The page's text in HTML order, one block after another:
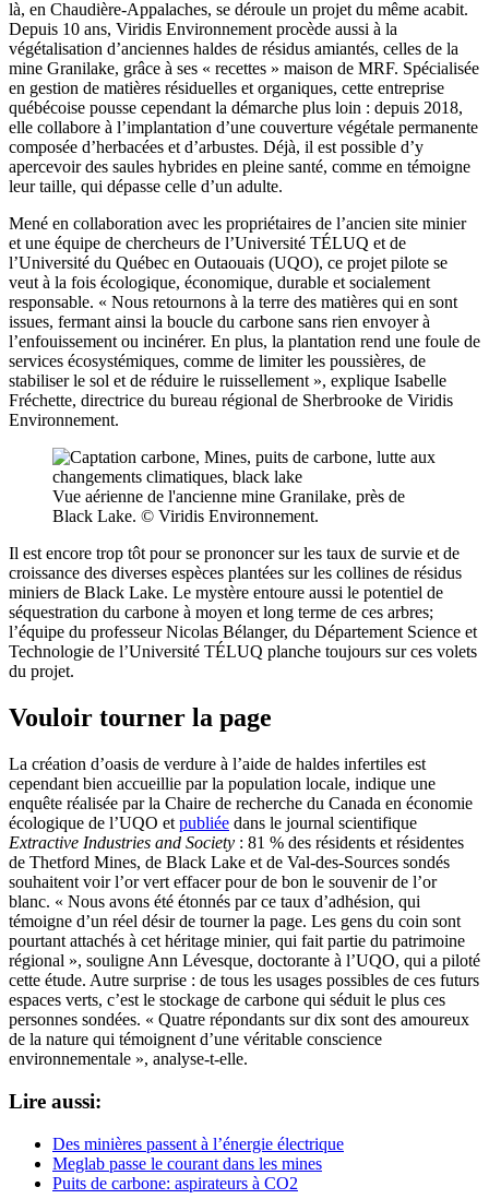
là, en Chaudière-Appalaches, se déroule un projet du même acabit.
Depuis 10 ans, Viridis Environnement procède aussi à la
végétalisation d’anciennes haldes de résidus amiantés, celles de la
mine Granilake, grâce à ses « recettes » maison de MRF. Spécialisée
en gestion de matières résiduelles et organiques, cette entreprise
québécoise pousse cependant la démarche plus loin : depuis 2018,
elle collabore à l’implantation d’une couverture végétale permanente
composée d’herbacées et d’arbustes. Déjà, il est possible d’y
apercevoir des saules hybrides en pleine santé, comme en témoigne
leur taille, qui dépasse celle d’un adulte.
Mené en collaboration avec les propriétaires de l’ancien site minier
et une équipe de chercheurs de l’Université TÉLUQ et de
l’Université du Québec en Outaouais (UQO), ce projet pilote se
veut à la fois écologique, économique, durable et socialement
responsable. « Nous retournons à la terre des matières qui en sont
issues, fermant ainsi la boucle du carbone sans rien envoyer à
l’enfouissement ou incinérer. En plus, la plantation rend une foule de
services écosystémiques, comme de limiter les poussières, de
stabiliser le sol et de réduire le ruissellement », explique Isabelle
Fréchette, directrice du bureau régional de Sherbrooke de Viridis
Environnement.
Vue aérienne de l'ancienne mine Granilake, près de
Black Lake. © Viridis Environnement.
Il est encore trop tôt pour se prononcer sur les taux de survie et de
croissance des diverses espèces plantées sur les collines de résidus
miniers de Black Lake. Le mystère entoure aussi le potentiel de
séquestration du carbone à moyen et long terme de ces arbres;
l’équipe du professeur Nicolas Bélanger, du Département Science et
Technologie de l’Université TÉLUQ planche toujours sur ces volets
du projet.
Vouloir tourner la page
La création d’oasis de verdure à l’aide de haldes infertiles est
cependant bien accueillie par la population locale, indique une
enquête réalisée par la Chaire de recherche du Canada en économie
écologique de l’UQO et publiée dans le journal scientifique
Extractive Industries and Society : 81 % des résidents et résidentes
de Thetford Mines, de Black Lake et de Val-des-Sources sondés
souhaitent voir l’or vert effacer pour de bon le souvenir de l’or
blanc. « Nous avons été étonnés par ce taux d’adhésion, qui
témoigne d’un réel désir de tourner la page. Les gens du coin sont
pourtant attachés à cet héritage minier, qui fait partie du patrimoine
régional », souligne Ann Lévesque, doctorante à l’UQO, qui a piloté
cette étude. Autre surprise : de tous les usages possibles de ces futurs
espaces verts, c’est le stockage de carbone qui séduit le plus ces
personnes sondées. « Quatre répondants sur dix sont des amoureux
de la nature qui témoignent d’une véritable conscience
environnementale », analyse-t-elle.
Lire aussi:
Des minières passent à l’énergie électrique
Meglab passe le courant dans les mines
Puits de carbone: aspirateurs à CO2